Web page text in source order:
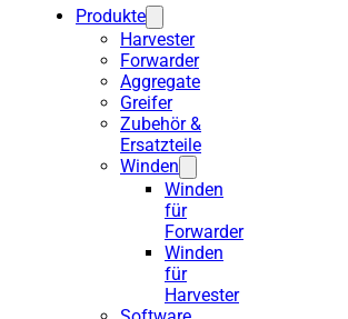
Produkte
Harvester
Forwarder
Aggregate
Greifer
Zubehör &
Ersatzteile
Winden
Winden
für
Forwarder
Winden
für
Harvester